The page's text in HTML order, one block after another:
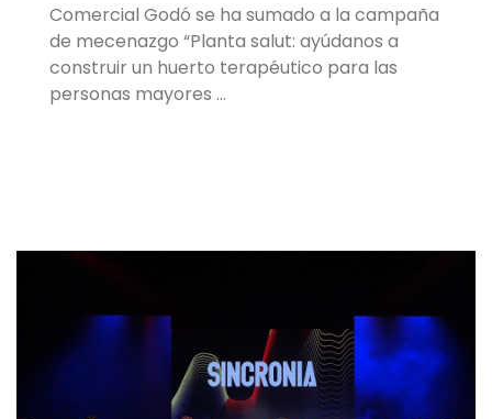
Comercial Godó se ha sumado a la campaña
de mecenazgo “Planta salut: ayúdanos a
construir un huerto terapéutico para las
personas mayores …